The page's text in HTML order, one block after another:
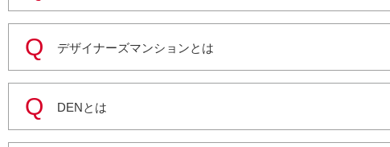
デザイナーズマンションとは
DENとは